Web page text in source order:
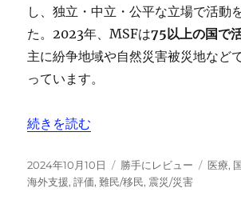
し、独立・中立・公平な立場で活動
た。2023年、MSFは75以上の国で
主に紛争地域や自然災害被災地など
っています。
“勝手にレビュー【国境なき医師団
続きを読む
投
稿
2024年10月10日
カ
テ
勝手にレビュー
タ
医療,
海外支援,評価,難民/移民, 震災/災害